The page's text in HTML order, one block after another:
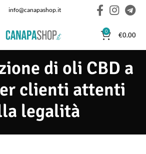
info@canapashop.it
0 €0.00
di oli CBD a
clienti attenti
legalità